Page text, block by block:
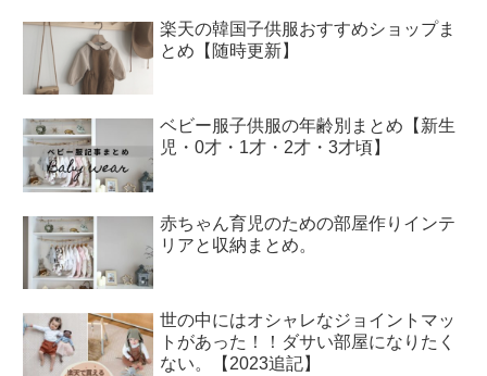
楽天の韓国子供服おすすめショップま
とめ【随時更新】
ベビー服子供服の年齢別まとめ【新生
児・0才・1才・2才・3才頃】
赤ちゃん育児のための部屋作りインテ
リアと収納まとめ。
世の中にはオシャレなジョイントマッ
トがあった！！ダサい部屋になりたく
ない。【2023追記】